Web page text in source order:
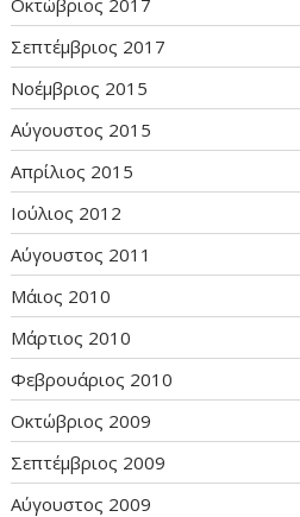
Σεπτέμβριος 2017
Νοέμβριος 2015
Αύγουστος 2015
Απρίλιος 2015
Ιούλιος 2012
Αύγουστος 2011
Μάιος 2010
Μάρτιος 2010
Φεβρουάριος 2010
Οκτώβριος 2009
Σεπτέμβριος 2009
Αύγουστος 2009